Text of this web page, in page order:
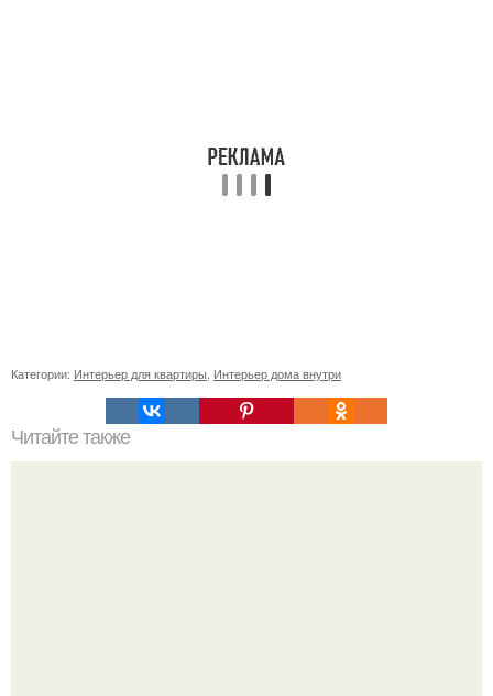
Категории: Интерьер для квартиры Интерьер дома внутри
Читайте также